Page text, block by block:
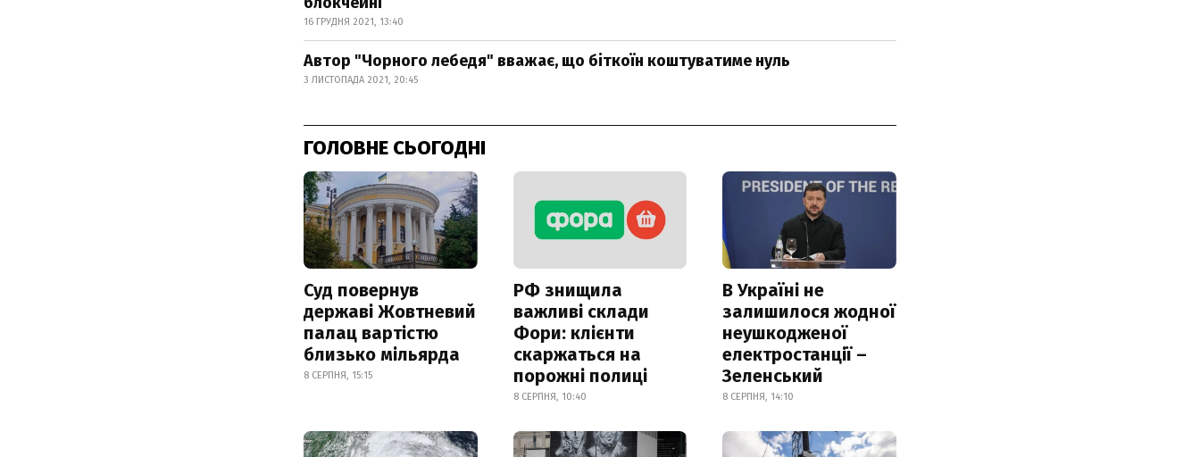
16 ГРУДНЯ 2021, 13:40
Автор "Чорного лебедя" вважає, що біткоїн коштуватиме нуль
3 ЛИСТОПАДА 2021, 20:45
ГОЛОВНЕ СЬОГОДНІ
Суд повернув
державі Жовтневий
палац вартістю
близько мільярда
8 СЕРПНЯ, 15:15
РФ знищила
важливі склади
Фори: клієнти
скаржаться на
порожні полиці
8 СЕРПНЯ, 10:40
В Україні не
залишилося жодної
неушкодженої
електростанції –
Зеленський
8 СЕРПНЯ, 14:10